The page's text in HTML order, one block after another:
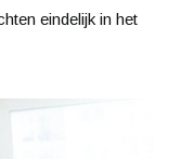
eindelijk in het